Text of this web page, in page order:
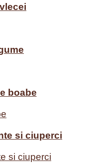
boabe
si ciuperci